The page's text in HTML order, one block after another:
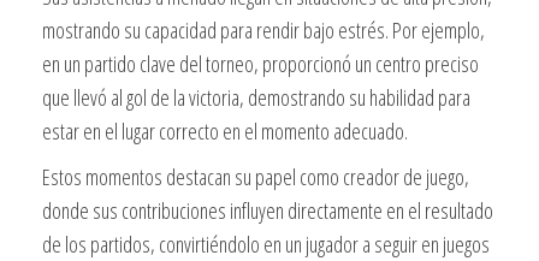
mostrando su capacidad para rendir bajo estrés. Por ejemplo,
en un partido clave del torneo, proporcionó un centro preciso
que llevó al gol de la victoria, demostrando su habilidad para
estar en el lugar correcto en el momento adecuado.
Estos momentos destacan su papel como creador de juego,
donde sus contribuciones influyen directamente en el resultado
de los partidos, convirtiéndolo en un jugador a seguir en juegos